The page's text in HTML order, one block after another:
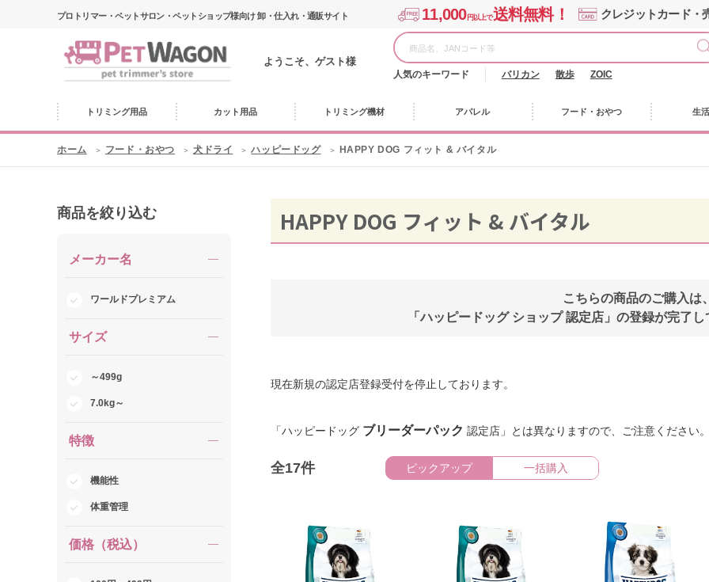
プロトリマー・ペットサロン・ペットショップ様向け 卸・仕入れ・通販サイト 11,000円以上で送料無料！ クレジットカード・
ようこそ、ゲスト様
人気のキーワード バリカン 散歩 ZOIC
トリミング用品 カット用品 トリミング機材 アパレル フード・おやつ 生
ホーム フード・おやつ 犬ドライ ハッピードッグ HAPPY DOG フィット & バイタル
商品を絞り込む
メーカー名
ワールドプレミアム
サイズ
～499g
7.0kg～
特徴
機能性
体重管理
価格（税込）
HAPPY DOG フィット & バイタル
こちらの商品のご購入は、
「ハッピードッグ ショップ 認定店」の登録が完了
現在新規の認定店登録受付を停止しております。
「ハッピードッグ ブリーダーパック 認定店」とは異なりますので、ご注意ください。
全17件 ピックアップ 一括購入